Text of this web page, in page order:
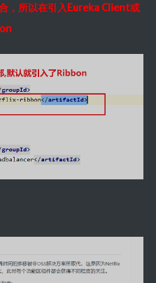
，所以在引入Eureka Client或